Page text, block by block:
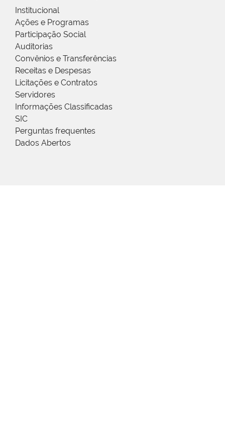
Institucional
Ações e Programas
Participação Social
Auditorias
Convênios e Transferências
Receitas e Despesas
Licitações e Contratos
Servidores
Informações Classificadas
SIC
Perguntas frequentes
Dados Abertos